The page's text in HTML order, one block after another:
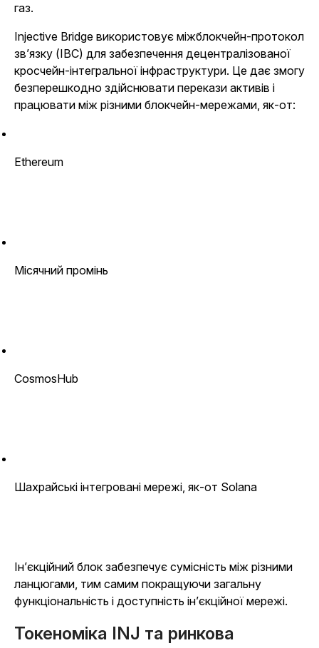
газ.
Injective Bridge використовує міжблокчейн-протокол
зв’язку (IBC) для забезпечення децентралізованої
кросчейн-інтегральної інфраструктури. Це дає змогу
безперешкодно здійснювати перекази активів і
працювати між різними блокчейн-мережами, як-от:
Ethereum
Місячний промінь
CosmosHub
Шахрайські інтегровані мережі, як-от Solana
Ін’єкційний блок забезпечує сумісність між різними
ланцюгами, тим самим покращуючи загальну
функціональність і доступність ін’єкційної мережі.
Токеноміка INJ та ринкова